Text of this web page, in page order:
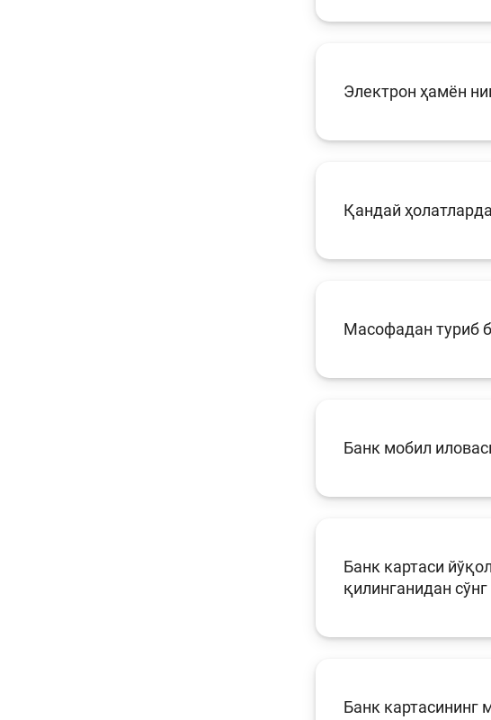
Электрон ҳамён
Қандай
Масофадан туриб
Банк мобил
Банк картаси
қилинганидан
Банк картасининг